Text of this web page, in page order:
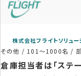
株式会社フライトソリュー
その他 / 101〜1000名 /
倉庫担当者は「ステ